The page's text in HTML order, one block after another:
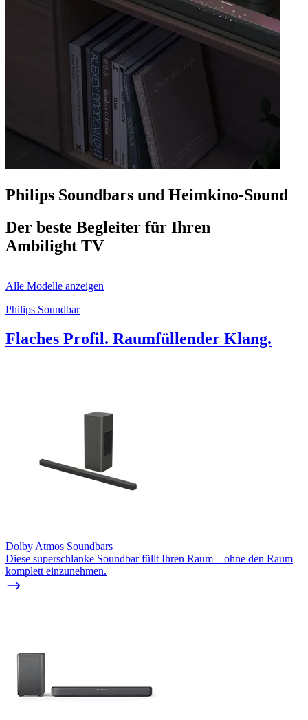
Philips Soundbars und Heimkino-Sound
Der beste Begleiter für Ihren
Ambilight TV
Alle Modelle anzeigen
Philips Soundbar
Flaches Profil. Raumfüllender Klang.
Dolby Atmos Soundbars
Diese superschlanke Soundbar füllt Ihren Raum – ohne den Raum
komplett einzunehmen.